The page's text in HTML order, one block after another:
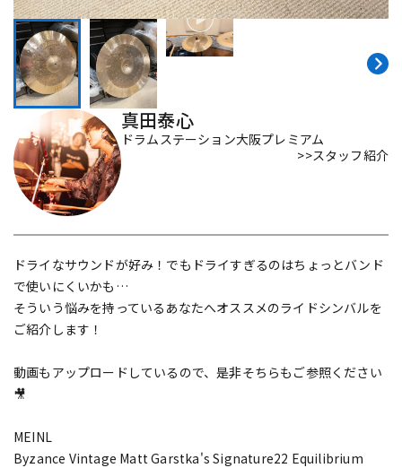
DTM オンライン納品
配信/ライブ機器
中古 ヴィンテージ
真田泰心
ドラムステーション大阪プレミアム
>>スタッフ紹介
ドライなサウンドが好み！でもドライすぎるのはちょっとバンド
で使いにくいかも…
そういう悩みを持っているあなたへオススメのライドシンバルを
ご紹介します！
動画もアップロードしているので、是非そちらもご参照ください
🎥
MEINL
Byzance Vintage Matt Garstka's Signature22 Equilibrium